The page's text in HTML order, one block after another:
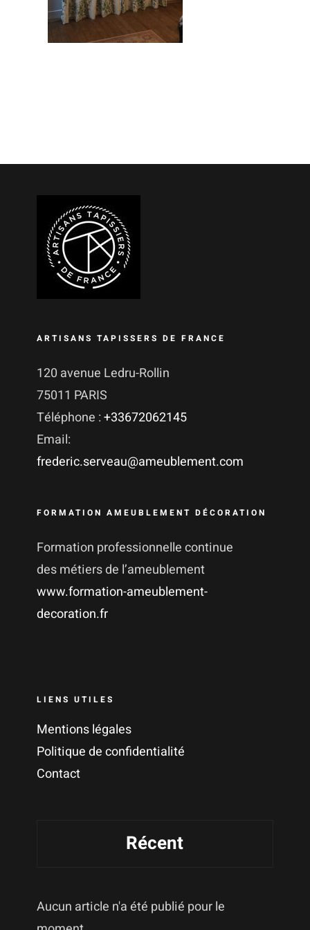
ARTISANS TAPISSERS DE FRANCE
120 avenue Ledru-Rollin
75011 PARIS
Téléphone :+33672062145
Email:
frederic.serveau@ameublement.com
FORMATION AMEUBLEMENT DÉCORATION
Formation professionnelle continue
des métiers de l’ameublement
www.formation-ameublement-
decoration.fr
LIENS UTILES
Mentions légales
Politique de confidentialité
Contact
Récent
Aucun article n'a été publié pour le